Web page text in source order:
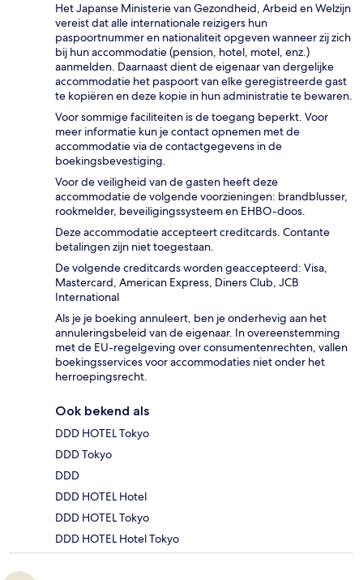
Het Japanse Ministerie van Gezondheid, Arbeid en Welzijn
vereist dat alle internationale reizigers hun
paspoortnummer en nationaliteit opgeven wanneer zij zich
bij hun accommodatie (pension, hotel, motel, enz.)
aanmelden. Daarnaast dient de eigenaar van dergelijke
accommodatie het paspoort van elke geregistreerde gast
te kopiëren en deze kopie in hun administratie te bewaren.
Voor sommige faciliteiten is de toegang beperkt. Voor
meer informatie kun je contact opnemen met de
accommodatie via de contactgegevens in de
boekingsbevestiging.
Voor de veiligheid van de gasten heeft deze
accommodatie de volgende voorzieningen: brandblusser,
rookmelder, beveiligingssysteem en EHBO-doos.
Deze accommodatie accepteert creditcards. Contante
betalingen zijn niet toegestaan.
De volgende creditcards worden geaccepteerd: Visa,
Mastercard, American Express, Diners Club, JCB
International
Als je je boeking annuleert, ben je onderhevig aan het
annuleringsbeleid van de eigenaar. In overeenstemming
met de EU-regelgeving over consumentenrechten, vallen
boekingsservices voor accommodaties niet onder het
herroepingsrecht.
Ook bekend als
DDD HOTEL Tokyo
DDD Tokyo
DDD
DDD HOTEL Hotel
DDD HOTEL Tokyo
DDD HOTEL Hotel Tokyo